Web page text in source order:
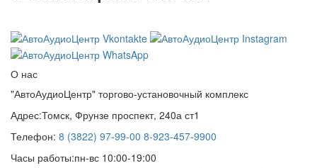
О нас
"АвтоАудиоЦентр" торгово-установочный комплекс
Адрес:Томск, Фрунзе проспект, 240а ст1
Телефон: 8 (3822) 97-99-00 8-923-457-9900
Часы работы:пн-вс 10:00-19:00